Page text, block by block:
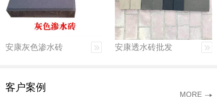
安康灰色渗水砖 安康透水砖批发
客户案例
MORE